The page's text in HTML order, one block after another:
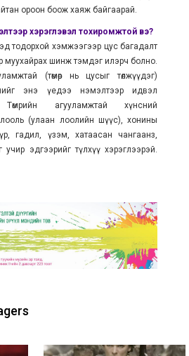
ороон боож хаяж байгаарай.
хэрэглэвэл тохиромжтой вэ?
тодорхой хэмжээгээр цус багадалт
муухайрах шинж тэмдэг илэрч болно.
(төмөр нь цусыг төлжүүдэг)
энэ үедээ нэмэлтээр идвэл
агууламжтай хүнсний
(улаан лоолийн шүүс), хонины
гадил, үзэм, хатаасан чангаанз,
учир эдгээрийг түлхүү хэрэглээрэй.